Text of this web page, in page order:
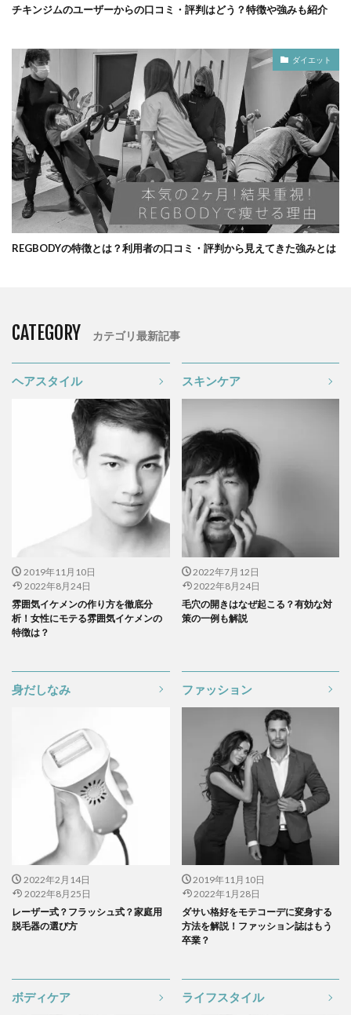
チキンジムのユーザーからの口コミ・評判はどう？特徴や強みも紹介
ダイエット
REGBODYの特徴とは？利用者の口コミ・評判から見えてきた強みとは
CATEGORY カテゴリ最新記事
ヘアスタイル
2019年11月10日
2022年8月24日
雰囲気イケメンの作り方を徹底分
析！女性にモテる雰囲気イケメンの
特徴は？
スキンケア
2022年7月12日
2022年8月24日
毛穴の開きはなぜ起こる？有効な対
策の一例も解説
身だしなみ
2022年2月14日
2022年8月25日
レーザー式？フラッシュ式？家庭用
脱毛器の選び方
ファッション
2019年11月10日
2022年1月28日
ダサい格好をモテコーデに変身する
方法を解説！ファッション誌はもう
卒業？
ボディケア ライフスタイル